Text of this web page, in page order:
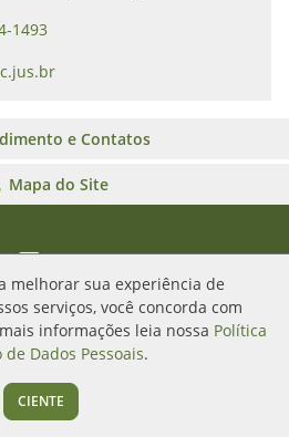
melhorar sua experiência de
serviços, você concorda com
informações leia nossa Política
Dados Pessoais.
CIENTE
1493
e Contatos
Mapa do Site
Facebook
Acessar YouTube
Acessar Flickr
Acessar SoundCloud
n. 208
901
19h